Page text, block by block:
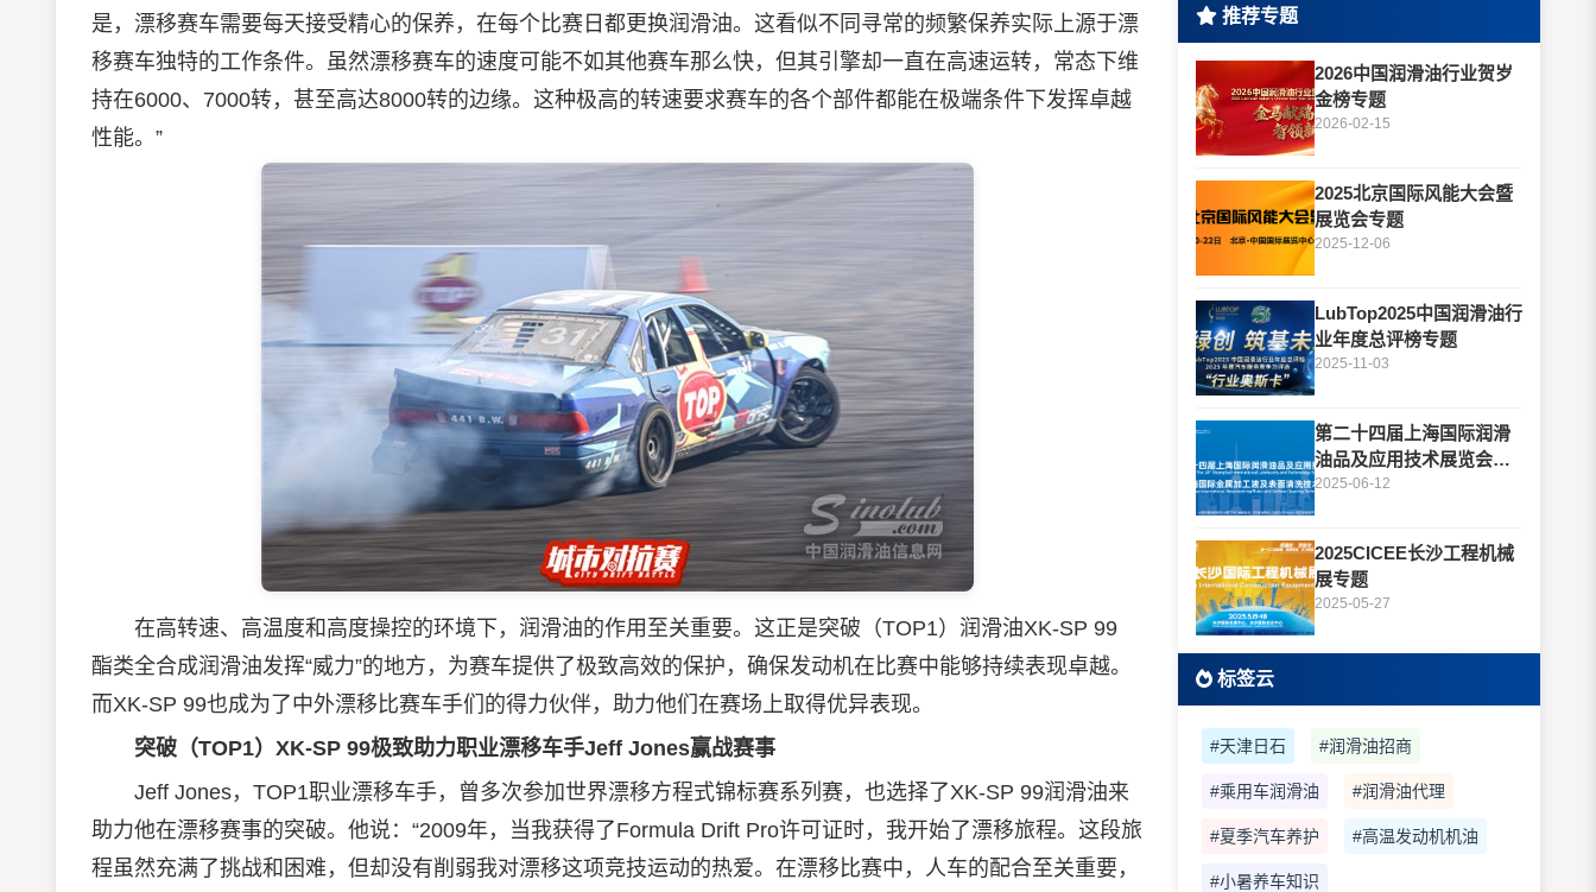
是，漂移赛车需要每天接受精心的保养，在每个比赛日都更换润滑油。这看似不同寻常的频繁保养实际上源于漂
移赛车独特的工作条件。虽然漂移赛车的速度可能不如其他赛车那么快，但其引擎却一直在高速运转，常态下维
持在6000、7000转，甚至高达8000转的边缘。这种极高的转速要求赛车的各个部件都能在极端条件下发挥卓越
性能。”
在高转速、高温度和高度操控的环境下， 润滑油的作用至关重要。这正是突破（TOP1）润滑油XK-SP 99
酯类全合成润滑油发挥“威力”的地方，为赛车提供了极致高效的保护，确保发动机在比赛中能够持续表现卓越。
而XK-SP 99也成为了中外漂移比赛车手们的得力伙伴，助力他们在赛场上取得优异表现。
突破（TOP1）XK-SP 99极致助力职业漂移车手Jeff Jones赢战赛事
Jeff Jones，TOP1职业漂移车手，曾多次参加世界漂移方程式锦标赛系列赛，也选择了XK-SP 99润滑油来
助力他在漂移赛事的突破。他说：“2009年，当我获得了Formula Drift Pro许可证时，我开始了漂移旅程。这段旅
程虽然充满了挑战和困难，但却没有削弱我对漂移这项竞技运动的热爱。在漂移比赛中，人车的配合至关重要，
推荐专题
2026中国润滑油行业贺岁
金榜专题
2026-02-15
2025北京国际风能大会暨
展览会专题
2025-12-06
LubTop2025中国润滑油行
业年度总评榜专题
2025-11-03
第二十四届上海国际润滑
油品及应用技术展览会专
题
2025-06-12
2025CICEE长沙工程机械
展专题
2025-05-27
标签云
#天津日石 #润滑油招商
#乘用车润滑油 #润滑油代理
#夏季汽车养护 #高温发动机机油
#小暑养车知识